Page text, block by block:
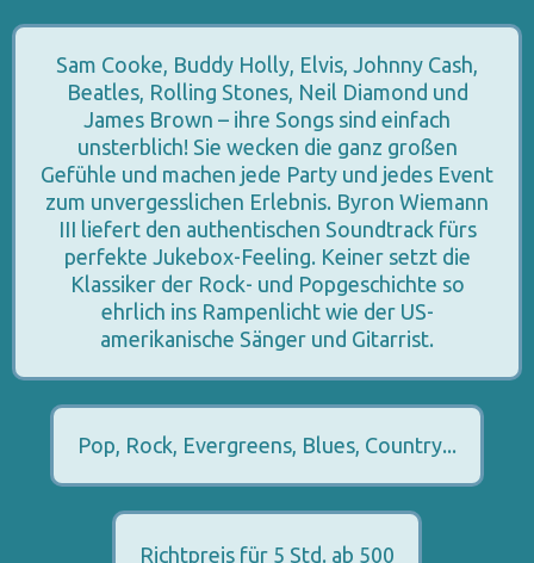
Sam Cooke, Buddy Holly, Elvis, Johnny Cash,
Beatles, Rolling Stones, Neil Diamond und
James Brown – ihre Songs sind einfach
unsterblich! Sie wecken die ganz großen
Gefühle und machen jede Party und jedes Event
zum unvergesslichen Erlebnis. Byron Wiemann
III liefert den authentischen Soundtrack fürs
perfekte Jukebox-Feeling. Keiner setzt die
Klassiker der Rock- und Popgeschichte so
ehrlich ins Rampenlicht wie der US-
amerikanische Sänger und Gitarrist.
Pop, Rock, Evergreens, Blues, Country...
Richtpreis für 5 Std. ab 500